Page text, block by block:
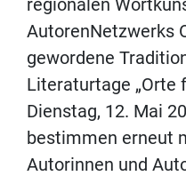
regionalen
AutorenNetzwerks
gewordene
Literaturtage „Orte
Dienstag, 12. Mai
bestimmen erneut
Autorinnen und